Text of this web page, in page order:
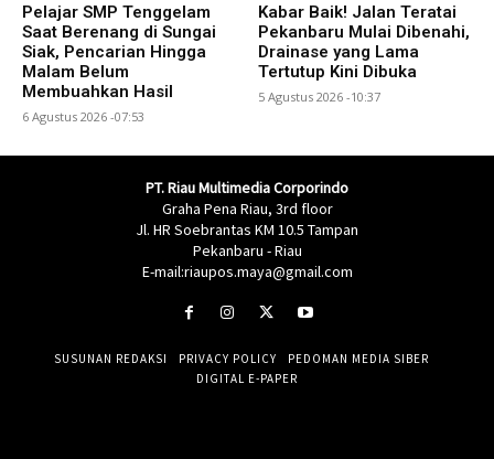
Pelajar SMP Tenggelam
Saat Berenang di Sungai
Siak, Pencarian Hingga
Malam Belum
Membuahkan Hasil
6 Agustus 2026 -07:53
Kabar Baik! Jalan Teratai
Pekanbaru Mulai Dibenahi,
Drainase yang Lama
Tertutup Kini Dibuka
5 Agustus 2026 -10:37
PT. Riau Multimedia Corporindo
Graha Pena Riau, 3rd floor
Jl. HR Soebrantas KM 10.5 Tampan
Pekanbaru - Riau
E-mail:riaupos.maya@gmail.com
SUSUNAN REDAKSI PRIVACY POLICY
PEDOMAN MEDIA SIBER
DIGITAL E-PAPER